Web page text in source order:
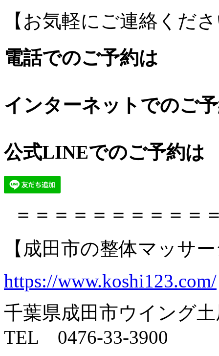
【お気軽にご連絡くだ
電話でのご予約は
インターネットでのご
公式LINEでのご予約は
＝＝＝＝＝＝＝＝＝＝
【成田市の整体マッサ
https://www.koshi123.com/
千葉県成田市ウイング
TEL 0476-33-3900